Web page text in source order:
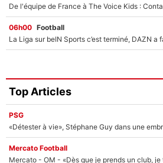
06h00 Football
Top Articles
PSG
«Détester à vie», Stéphane Guy dans une
Mercato Football